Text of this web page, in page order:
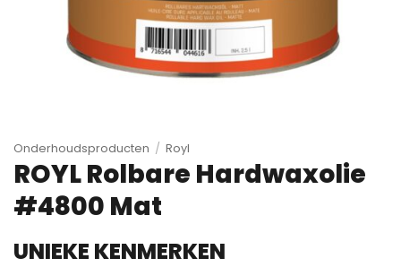
Onderhoudsproducten / Royl
ROYL Rolbare Hardwaxolie
#4800 Mat
UNIEKE KENMERKEN